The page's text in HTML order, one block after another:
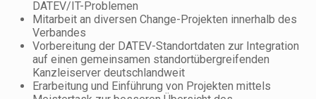
DATEV/IT-Problemen
Mitarbeit an diversen Change-Projekten innerhalb des
Verbandes
Vorbereitung der DATEV-Standortdaten zur Integration
auf einen gemeinsamen standortübergreifenden
Kanzleiserver deutschlandweit
Erarbeitung und Einführung von Projekten mittels